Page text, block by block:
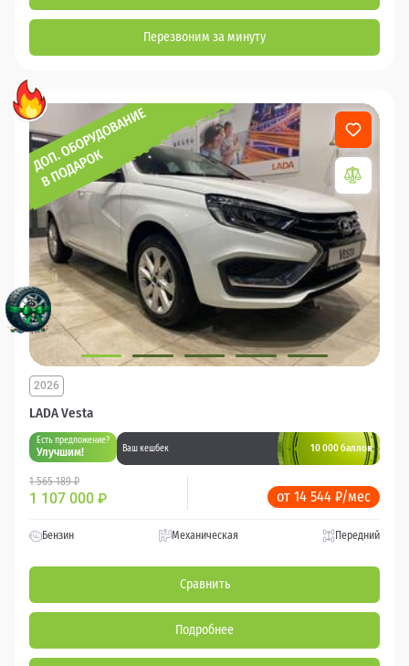
Перезвоним за минуту
LADA Vesta
2026
Есть предложение?
Улучшим! Ваш кешбек 10 000 баллов
1 565 189 ₽
1 107 000 ₽ от 14 544 ₽/мес
Бензин Механическая Передний
Сравнить
Подробнее